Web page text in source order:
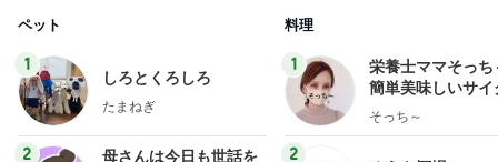
ペット
1
しろとくろしろ
たまねぎ
2
母さんは今日も世話を
料理
1
栄養士ママそっち
簡単美味しいサイ
献立
そっち～
2